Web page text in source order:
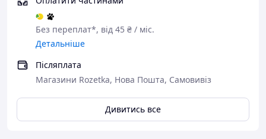
Без переплат*, від 45 ₴ / міс.
Детальніше
Післяплата
Магазини Rozetka, Нова Пошта, Самовивіз
Дивитись все